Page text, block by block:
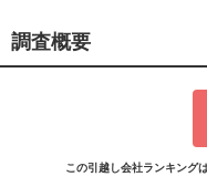
調査概要
この引越し会社ランキング